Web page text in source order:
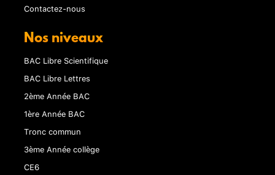
Contactez-nous
Nos niveaux
BAC Libre Scientifique
BAC Libre Lettres
2ème Année BAC
1ère Année BAC
Tronc commun
3ème Année collège
CE6